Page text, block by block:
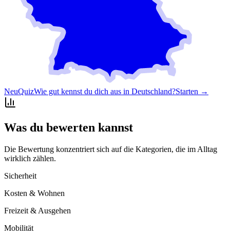
NeuQuizWie gut kennst du dich aus in Deutschland?Starten →
Was du bewerten kannst
Die Bewertung konzentriert sich auf die Kategorien, die im Alltag
wirklich zählen.
Sicherheit
Kosten & Wohnen
Freizeit & Ausgehen
Mobilität